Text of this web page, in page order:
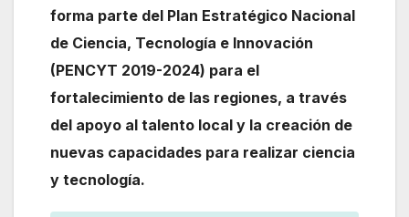
forma parte del Plan Estratégico Nacional
de Ciencia, Tecnología e Innovación
(PENCYT 2019-2024) para el
fortalecimiento de las regiones, a través
del apoyo al talento local y la creación de
nuevas capacidades para realizar ciencia
y tecnología.